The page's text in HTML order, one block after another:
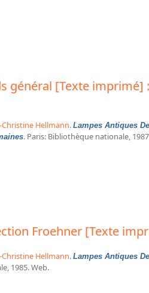
antiques. III, Fonds général [Texte
général [Texte
Hellmann. Lampes Antiques
. Paris: Bibliothèque nationale,
[Texte imprimé] : [catalogue] :
Froehner [Texte
Hellmann. Lampes Antiques
1985. Web.